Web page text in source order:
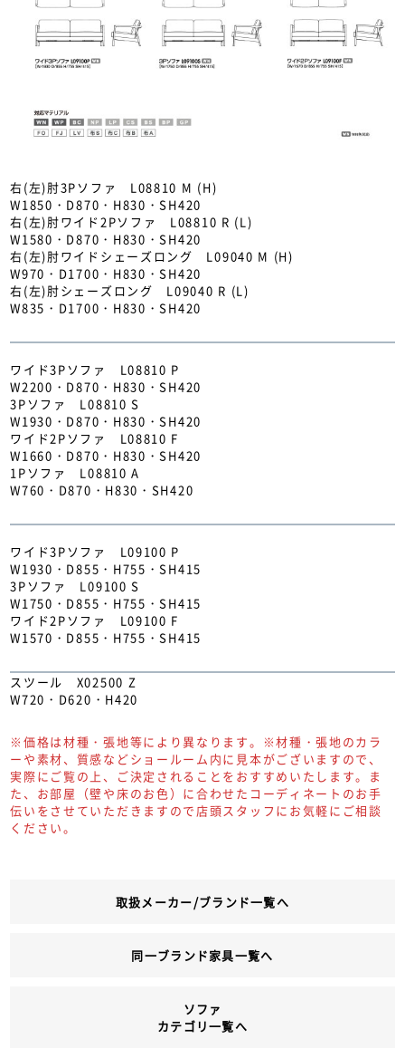
右(左)肘3Pソファ L08810 M (H)
W1850・D870・H830・SH420
右(左)肘ワイド2Pソファ L08810 R (L)
W1580・D870・H830・SH420
右(左)肘ワイドシェーズロング L09040 M (H)
W970・D1700・H830・SH420
右(左)肘シェーズロング L09040 R (L)
W835・D1700・H830・SH420
ワイド3Pソファ L08810 P
W2200・D870・H830・SH420
3Pソファ L08810 S
W1930・D870・H830・SH420
ワイド2Pソファ L08810 F
W1660・D870・H830・SH420
1Pソファ L08810 A
W760・D870・H830・SH420
ワイド3Pソファ L09100 P
W1930・D855・H755・SH415
3Pソファ L09100 S
W1750・D855・H755・SH415
ワイド2Pソファ L09100 F
W1570・D855・H755・SH415
スツール X02500 Z
W720・D620・H420
※価格は材種・張地等により異なります。※材種・張地のカラ
ーや素材、質感などショールーム内に見本がございますので、
実際にご覧の上、ご決定されることをおすすめいたします。ま
た、お部屋（壁や床のお色）に合わせたコーディネートのお手
伝いをさせていただきますので店頭スタッフにお気軽にご相談
ください。
取扱メーカー/ブランド一覧へ
同一ブランド家具一覧へ
ソファ
カテゴリ一覧へ